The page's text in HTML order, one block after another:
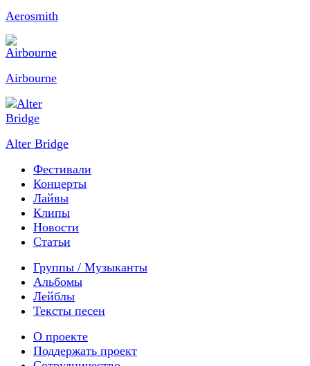
Aerosmith
Airbourne
Alter Bridge
Фестивали
Концерты
Лайвы
Клипы
Новости
Статьи
Группы / Музыканты
Альбомы
Лейблы
Тексты песен
О проекте
Поддержать проект